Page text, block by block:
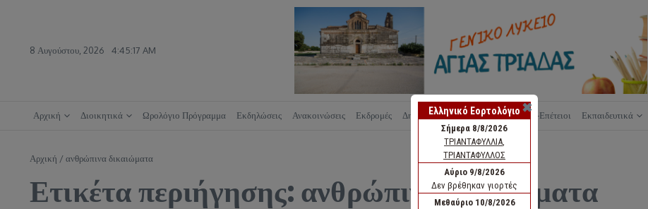
8 Αυγούστου, 2026 4:45:18 AM
Αρχική Διοικητικά Ωρολόγιο Πρόγραμμα Εκδηλώσεις Ανακοινώσεις Εκδρομές Δημιουργίες Νομοθεσία Εορτές-Επέτειοι Εκπαιδευτικά
Αρχική /ανθρώπινα δικαιώματα
Ετικέτα περιήγησης: ανθρώπινα δικαιώματα
✖